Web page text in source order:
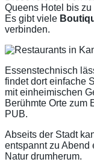
Queens Hotel bis
Es gibt viele
verbinden.
Essenstechnisch
findet dort einfache
mit einheimischen
Berühmte Orte zum
PUB.
Abseits der Stadt
entspannt zu
Natur drumherum.